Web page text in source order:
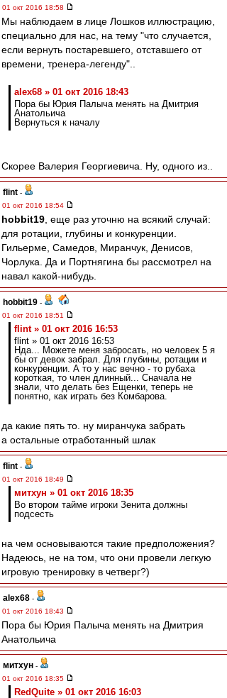
01 окт 2016 18:58
Мы наблюдаем в лице Лошков иллюстрацию,
специально для нас, на тему "что случается,
если вернуть постаревшего, отставшего от
времени, тренера-легенду"..
alex68 » 01 окт 2016 18:43
Пора бы Юрия Палыча менять на Дмитрия
Анатольича
Вернуться к началу
Скорее Валерия Георгиевича. Ну, одного из..
flint -
01 окт 2016 18:54
hobbit19 , еще раз уточню на всякий случай:
для ротации, глубины и конкуренции.
Гильерме, Самедов, Миранчук, Денисов,
Чорлука. Да и Портнягина бы рассмотрел на
навал какой-нибудь.
hobbit19 -
01 окт 2016 18:51
flint » 01 окт 2016 16:53
flint » 01 окт 2016 16:53
Нда... Можете меня забросать, но человек 5 я
бы от девок забрал. Для глубины, ротации и
конкуренции. А то у нас вечно - то рубаха
короткая, то член длинный... Сначала не
знали, что делать без Ещенки, теперь не
понятно, как играть без Комбарова.
да какие пять то. ну миранчука забрать
а остальные отработанный шлак
flint -
01 окт 2016 18:49
митхун » 01 окт 2016 18:35
Во втором тайме игроки Зенита должны
подсесть
на чем основываются такие предположения?
Надеюсь, не на том, что они провели легкую
игровую тренировку в четверг?)
alex68 -
01 окт 2016 18:43
Пора бы Юрия Палыча менять на Дмитрия
Анатольича
митхун -
01 окт 2016 18:35
RedQuite » 01 окт 2016 16:03